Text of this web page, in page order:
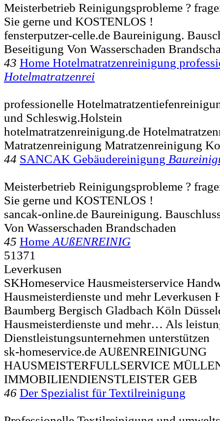
Meisterbetrieb Reinigungsprobleme ?
Sie gerne und KOSTENLOS !
fensterputzer-celle.de Baureinigung.
Beseitigung Von Wasserschaden
43 Home Hotelmatratzenreinigung
Hotelmatratzenrei
professionelle
und Schleswig.Holstein
hotelmatratzenreinigung.de
Matratzenreinigung Matratzenreinigung
44 SANCAK Gebäudereinigung
Meisterbetrieb Reinigungsprobleme ?
Sie gerne und KOSTENLOS !
sancak-online.de Baureinigung.
Von Wasserschaden Brandschaden
45 Home AUßENREINIG
51371
Leverkusen
SKHomeservice Hausmeisterservice
Hausmeisterdienste und mehr Leverkusen
Baumberg Bergisch Gladbach Köln
Hausmeisterdienste und mehr… Als
Dienstleistungsunternehmen unterstützen
sk-homeservice.de AUßENREINIGUNG
HAUSMEISTERFULLSERVICE
IMMOBILIENDIENSTLEISTER GEB
46 Der Spezialist für Textilreinigung